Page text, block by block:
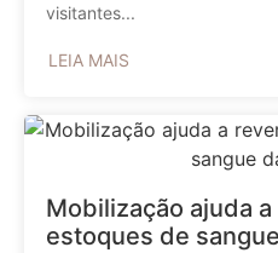
visitantes...
LEIA MAIS
Mobilização ajuda
estoques de